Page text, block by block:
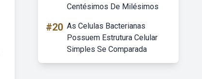
Centésimos De Milésimos
#20 As Celulas Bacterianas
Possuem Estrutura Celular
Simples Se Comparada